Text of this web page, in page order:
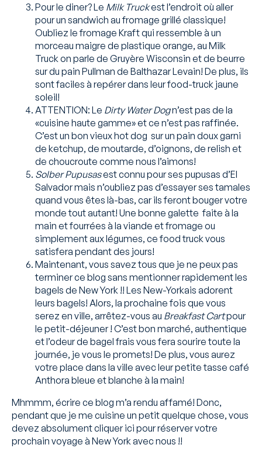
Pour le diner? Le Milk Truckest l’endroit où aller
pour un sandwich au fromage grillé classique!
Oubliez le fromage Kraft qui ressemble à un
morceau maigre de plastique orange, au Milk
Truck on parle de Gruyère Wisconsin et de beurre
sur du pain Pullman de Balthazar Levain! De plus, ils
sont faciles à repérer dans leur food-truck jaune
soleil!
ATTENTION: Le Dirty Water Dogn’est pas de la
«cuisine haute gamme» et ce n’est pas raffinée.
C’est un bon vieux hot dog sur un pain doux garni
de ketchup, de moutarde, d’oignons, de relish et
de choucroute comme nous l’aimons!
Solber Pupusasest connu pour ses pupusas d’El
Salvador mais n’oubliez pas d’essayer ses tamales
quand vous êtes là-bas, car ils feront bouger votre
monde tout autant! Une bonne galette faite à la
main et fourrées à la viande et fromage ou
simplement aux légumes, ce food truck vous
satisfera pendant des jours!
Maintenant, vous savez tous que je ne peux pas
terminer ce blog sans mentionner rapidement les
bagels de New York !! Les New-Yorkais adorent
leurs bagels! Alors, la prochaine fois que vous
serez en ville, arrêtez-vous au Breakfast Cartpour
le petit-déjeuner ! C’est bon marché, authentique
et l’odeur de bagel frais vous fera sourire toute la
journée, je vous le promets! De plus, vous aurez
votre place dans la ville avec leur petite tasse café
Anthora bleue et blanche à la main!
Mhmmm, écrire ce blog m’a rendu affamé! Donc,
pendant que je me cuisine un petit quelque chose, vous
devez absolument cliquerici pour réserver votre
prochain voyage à New York avec nous !!